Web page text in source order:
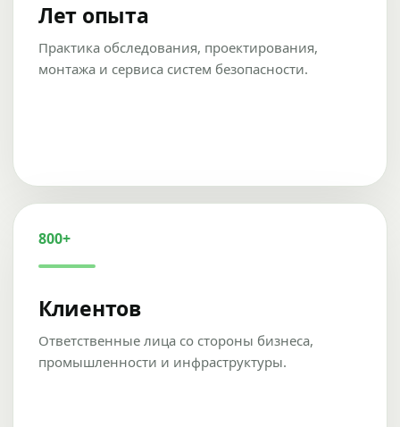
Лет опыта
Практика обследования, проектирования,
монтажа и сервиса систем безопасности.
800+
Клиентов
Ответственные лица со стороны бизнеса,
промышленности и инфраструктуры.